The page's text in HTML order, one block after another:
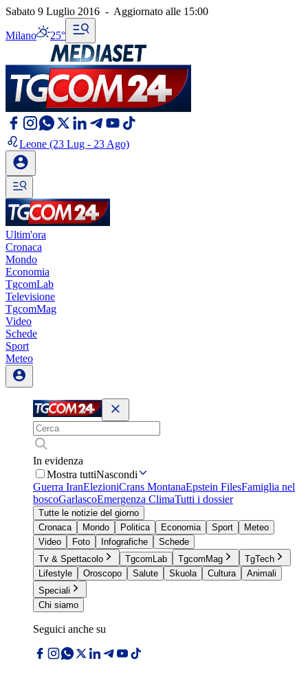
Sabato 9 Luglio 2016 - Aggiornato alle 15:00
Milano 25°
Leone (23 Lug - 23 Ago)
Ultim'ora
Cronaca
Mondo
Economia
TgcomLab
Televisione
TgcomMag
Video
Schede
Sport
Meteo
In evidenza
Mostra tuttiNascondi
Guerra IranElezioniCrans MontanaEpstein FilesFamiglia nel
boscoGarlascoEmergenza ClimaTutti i dossier
Tutte le notizie del giorno
Cronaca
Mondo Politica Economia Sport
Meteo
Video
Foto Infografiche
Schede
Tv & Spettacolo
TgcomLab TgcomMag
TgTech
Lifestyle
Oroscopo Salute Skuola Cultura
Animali
Speciali
Chi siamo
Seguici anche su